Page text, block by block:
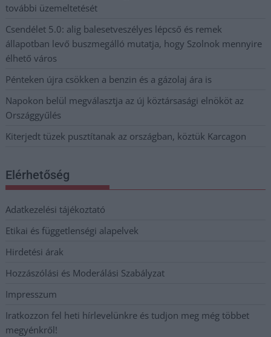
további üzemeltetését
Csendélet 5.0: alig balesetveszélyes lépcső és remek
állapotban levő buszmegálló mutatja, hogy Szolnok mennyire
élhető város
Pénteken újra csökken a benzin és a gázolaj ára is
Napokon belül megválasztja az új köztársasági elnököt az
Országgyűlés
Kiterjedt tüzek pusztítanak az országban, köztük Karcagon
Elérhetőség
Adatkezelési tájékoztató
Etikai és függetlenségi alapelvek
Hirdetési árak
Hozzászólási és Moderálási Szabályzat
Impresszum
Iratkozzon fel heti hírlevelünkre és tudjon meg még többet
megyénkről!